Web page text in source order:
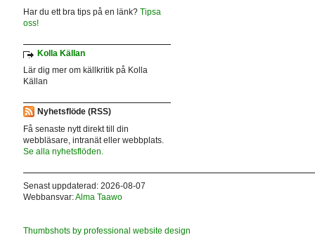
Har du ett bra tips på en länk? Tipsa
oss!
Kolla Källan
Lär dig mer om källkritik på Kolla
Källan
Nyhetsflöde (RSS)
Få senaste nytt direkt till din
webbläsare, intranät eller webbplats.
Se alla nyhetsflöden.
Senast uppdaterad: 2026-08-07
Webbansvar:Alma Taawo
Thumbshots by professional website design